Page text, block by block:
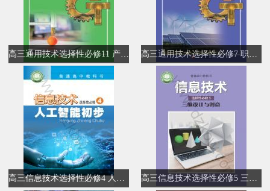
高三信息技术选择性必修4 人工智能初步 高三信息技术选择性必修5 三维设计与创意